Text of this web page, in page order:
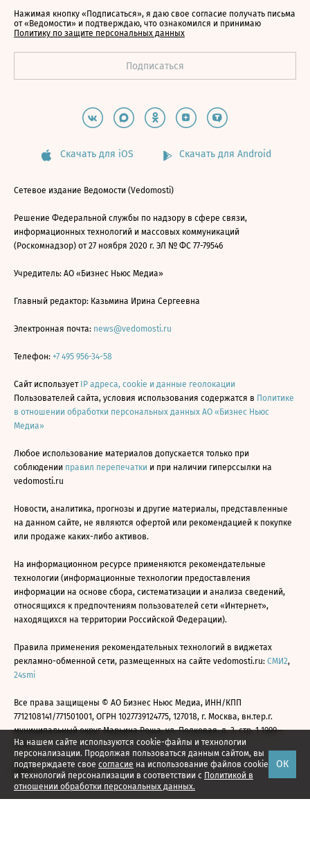
На нашем сайте используются cookie-файлы и технологии
персонализации. Продолжая пользоваться данным сайтом, вы
подтверждаете свое согласие на использование файлов cookie
и технологий персонализации в соответствии с Политикой в
отношении обработки персональных данных.
ОК
Нажимая кнопку «Подписаться», я даю свое согласие получать письма
от «Ведомости» и подтверждаю, что ознакомился и принимаю
Политику по защите персональных данных
Скачать для iOS Скачать для Android
Сетевое издание Ведомости (Vedomosti)
Решение Федеральной службы по надзору в сфере связи,
информационных технологий и массовых коммуникаций
(Роскомнадзор) от 27 ноября 2020 г. ЭЛ № ФС 77-79546
Учредитель: АО «Бизнес Ньюс Медиа»
Главный редактор: Казьмина Ирина Сергеевна
Электронная почта: news@vedomosti.ru
Телефон: +7 495 956-34-58
Сайт использует IP адреса, cookie и данные геолокации
Пользователей сайта, условия использования содержатся в Политике
в отношении обработки персональных данных АО «Бизнес Ньюс
Медиа»
Любое использование материалов допускается только при
соблюдении правил перепечатки и при наличии гиперссылки на
vedomosti.ru
Новости, аналитика, прогнозы и другие материалы, представленные
на данном сайте, не являются офертой или рекомендацией к покупке
или продаже каких-либо активов.
На информационном ресурсе применяются рекомендательные
технологии (информационные технологии предоставления
информации на основе сбора, систематизации и анализа сведений,
относящихся к предпочтениям пользователей сети «Интернет»,
находящихся на территории Российской Федерации).
Правила применения рекомендательных технологий в виджетах
рекламно-обменной сети, размещенных на сайте vedomosti.ru: СМИ2,
24smi
Все права защищены © АО Бизнес Ньюс Медиа, ИНН/КПП
7712108141/771501001, ОГРН 1027739124775, 127018, г. Москва, вн.тер.г.
муниципальный округ Марьина Роща, ул. Полковая, д. 3, стр. 1 1999—
2026